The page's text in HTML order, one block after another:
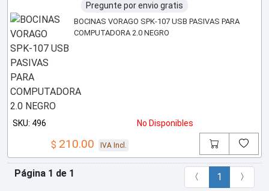
Pregunte por envio gratis
BOCINAS VORAGO SPK-107 USB PASIVAS PARA
COMPUTADORA 2.0 NEGRO
SKU: 496 No Disponibles
$ 210.00 IVA Incl.
Página 1 de 1 1